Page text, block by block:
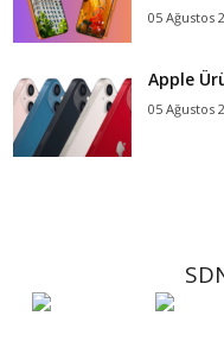
05 Ağustos
Apple
05 Ağustos